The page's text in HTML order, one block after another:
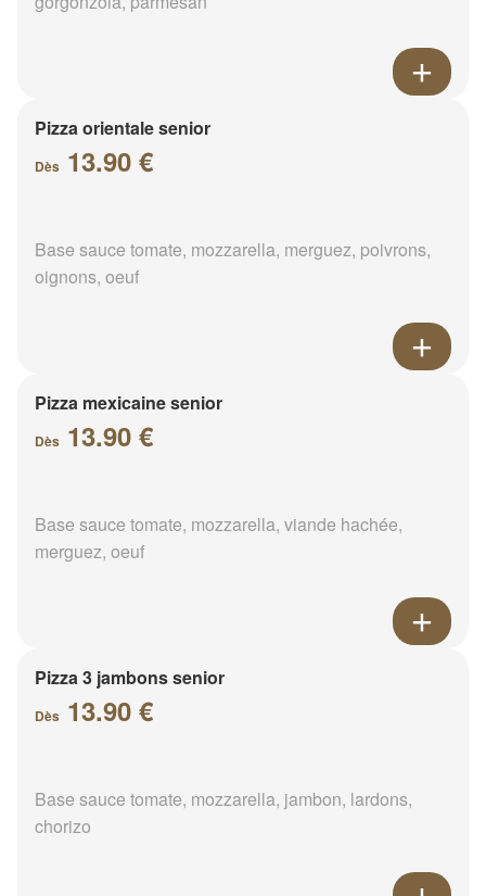
Pizza orientale senior
Dès 13.90 €
Base sauce tomate, mozzarella, merguez, poivrons,
oignons, oeuf
Pizza mexicaine senior
Dès 13.90 €
Base sauce tomate, mozzarella, viande hachée,
merguez, oeuf
Pizza 3 jambons senior
Dès 13.90 €
Base sauce tomate, mozzarella, jambon, lardons,
chorizo